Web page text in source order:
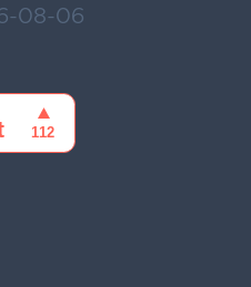
08-06